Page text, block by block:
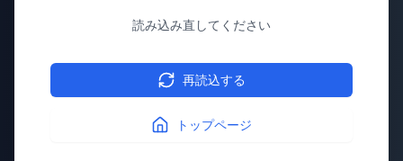
読み込み直してください
再読込する
トップページ